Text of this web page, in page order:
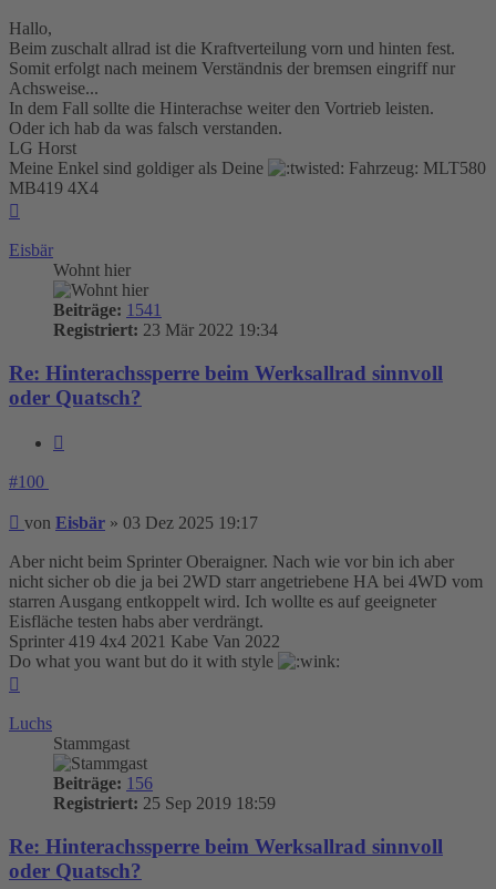
Hallo,
Beim zuschalt allrad ist die Kraftverteilung vorn und hinten fest.
Somit erfolgt nach meinem Verständnis der bremsen eingriff nur
Achsweise...
In dem Fall sollte die Hinterachse weiter den Vortrieb leisten.
Oder ich hab da was falsch verstanden.
LG Horst
Meine Enkel sind goldiger als Deine
Fahrzeug: MLT580
MB419 4X4
Eisbär
Wohnt hier
Beiträge: 1541
Registriert: 23 Mär 2022 19:34
Re: Hinterachssperre beim Werksallrad sinnvoll
oder Quatsch?
#100
Beitrag
von Eisbär » 03 Dez 2025 19:17
Aber nicht beim Sprinter Oberaigner. Nach wie vor bin ich aber
nicht sicher ob die ja bei 2WD starr angetriebene HA bei 4WD vom
starren Ausgang entkoppelt wird. Ich wollte es auf geeigneter
Eisfläche testen habs aber verdrängt.
Sprinter 419 4x4 2021 Kabe Van 2022
Do what you want but do it with style
Luchs
Stammgast
Beiträge: 156
Registriert: 25 Sep 2019 18:59
Re: Hinterachssperre beim Werksallrad sinnvoll
oder Quatsch?